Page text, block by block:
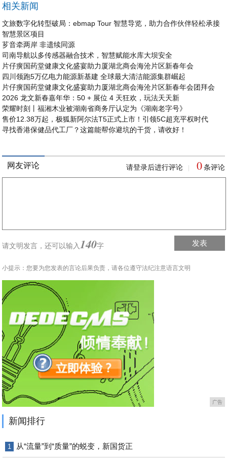
相关新闻
文旅数字化转型破局：ebmap Tour 智慧导览，助力合作伙伴轻松承接
智慧景区项目
芗音牵两岸 非遗续同源
司南导航以多传感器融合技术，智慧赋能水库大坝安全
片仔癀国药堂健康文化盛宴助力厦湖北商会海沧片区新春年会
四川领跑5万亿电力能源新基建 全球最大清洁能源集群崛起
片仔癀国药堂健康文化盛宴助力厦湖北商会海沧片区新春年会团拜会
2026 龙文新春嘉年华：50 + 展位 4 天狂欢，玩法天天新
荣耀时刻丨福湘木业被湖南省商务厅认定为《湖南老字号》
售价12.38万起，极狐新阿尔法T5正式上市！引领5C超充平权时代
寻找香港保健品代工厂？这篇能帮你避坑的干货，请收好！
网友评论 请登录后进行评论 | 0 条评论
请文明发言，还可以输入 140字 发表
小提示：您要为您发表的言论后果负责，请各位遵守法纪注意语言文明
广告
新闻排行
1 从“流量”到“质量”的蜕变，新国货正